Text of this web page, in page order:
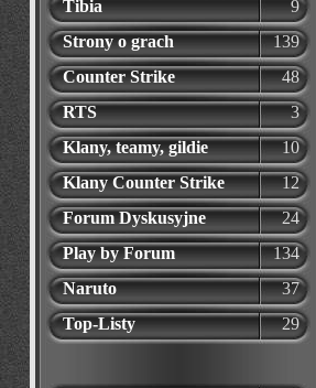
Tibia
9
Strony o grach
139
Counter Strike
48
RTS
3
Klany, teamy, gildie
10
Klany Counter Strike
12
Forum Dyskusyjne
24
Play by Forum
134
Naruto
37
Top-Listy
29